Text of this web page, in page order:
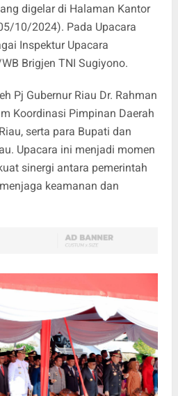
digelar di Halaman Kantor
10/2024). Pada Upacara
Inspektur Upacara
Brigjen TNI Sugiyono.
Pj Gubernur Riau Dr. Rahman
Koordinasi Pimpinan Daerah
serta para Bupati dan
Upacara ini menjadi momen
sinergi antara pemerintah
keamanan dan